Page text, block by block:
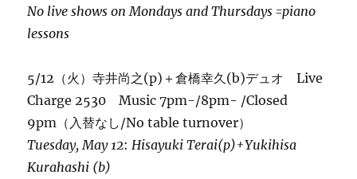
No live shows on Mondays and Thursdays =piano
lessons
5/12（火）寺井尚之(p)＋倉橋幸久(b)デュオ Live
Charge 2530 Music 7pm-/8pm- /Closed
9pm（入替なし/No table turnover）
Tuesday, May 12:Hisayuki Terai(p)+Yukihisa
Kurahashi (b)